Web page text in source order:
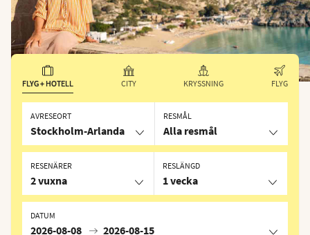
FLYG + HOTELL CITY KRYSSNING FLYG
AVRESEORT
Stockholm-Arlanda
RESMÅL
Alla resmål
RESLÄNGD
1 vecka
DATUM
2026-08-08 2026-08-15
RESENÄRER
2 vuxna